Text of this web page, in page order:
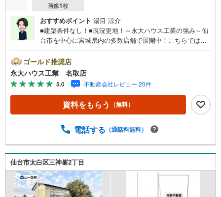
画像1枚
おすすめポイント 湯目 涼介
■建築条件なし！■現況更地！～永大ハウス工業の強み～仙
台市を中心に宮城県内の多数店舗で展開中！こちらでは当
識＞戸建・マンション・土地…と種別を問わず不動産を取
り扱っております。さらに教育施設や商業施設、子育て環
境や行政などの地域情報を総合し、お客様により良い物件
選びをしていただけるよう、しっかりとサポートさせてい
ただきます。2.＜経験豊富なスタッフ＞当社では【購入】
【売却】【引っ越し】【リフォーム】など住宅に関する
や各種税金についても、誠心誠意ご説明させていただきま
族皆様で、ぜひお越しください。営業時間:10:00～18:00
（定休日:火・水曜日 ※店舗により変動あり）現地のご案
内も可能ですので、どうぞお気軽にお問い合わせくださ
い！
ゴールド推奨店
永大ハウス工業 名取店
5.0 不動産会社レビュー 20件
資料をもらう （無料）
電話する （通話料無料）
仙台市太白区三神峯2丁目